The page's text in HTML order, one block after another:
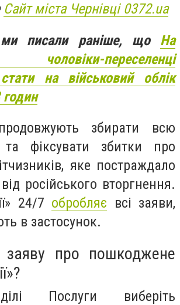
Сайт міста Чернівці 0372.ua
ми писали раніше, що На
переселенці
стати на військовий облік
збирати всю
та фіксувати збитки про
яке постраждало
російського вторгнення.
24/7 обробляє всі заяви,
в застосунок.
про пошкоджене
Послуги виберіть